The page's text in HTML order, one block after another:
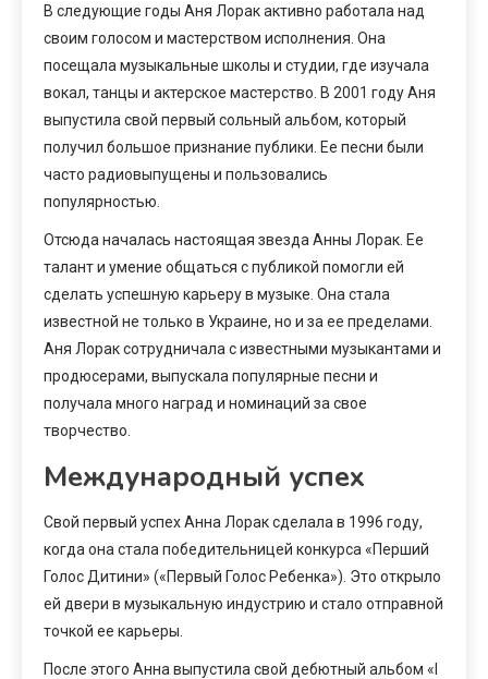
В следующие годы Аня Лорак активно работала над
своим голосом и мастерством исполнения. Она
посещала музыкальные школы и студии, где изучала
вокал, танцы и актерское мастерство. В 2001 году Аня
выпустила свой первый сольный альбом, который
получил большое признание публики. Ее песни были
часто радиовыпущены и пользовались
популярностью.
Отсюда началась настоящая звезда Анны Лорак. Ее
талант и умение общаться с публикой помогли ей
сделать успешную карьеру в музыке. Она стала
известной не только в Украине, но и за ее пределами.
Аня Лорак сотрудничала с известными музыкантами и
продюсерами, выпускала популярные песни и
получала много наград и номинаций за свое
творчество.
Международный успех
Свой первый успех Анна Лорак сделала в 1996 году,
когда она стала победительницей конкурса «Перший
Голос Дитини» («Первый Голос Ребенка»). Это открыло
ей двери в музыкальную индустрию и стало отправной
точкой ее карьеры.
После этого Анна выпустила свой дебютный альбом «I